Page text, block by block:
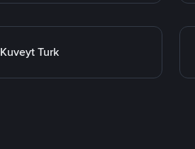
Kuveyt Turk